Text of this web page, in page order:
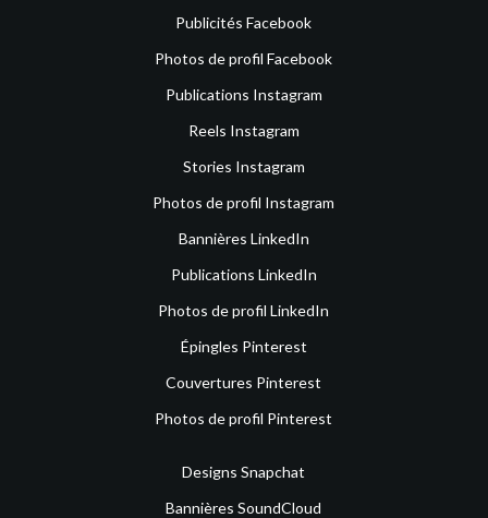
Publicités Facebook
Photos de profil Facebook
Publications Instagram
Reels Instagram
Stories Instagram
Photos de profil Instagram
Bannières LinkedIn
Publications LinkedIn
Photos de profil LinkedIn
Épingles Pinterest
Couvertures Pinterest
Photos de profil Pinterest
Designs Snapchat
Bannières SoundCloud